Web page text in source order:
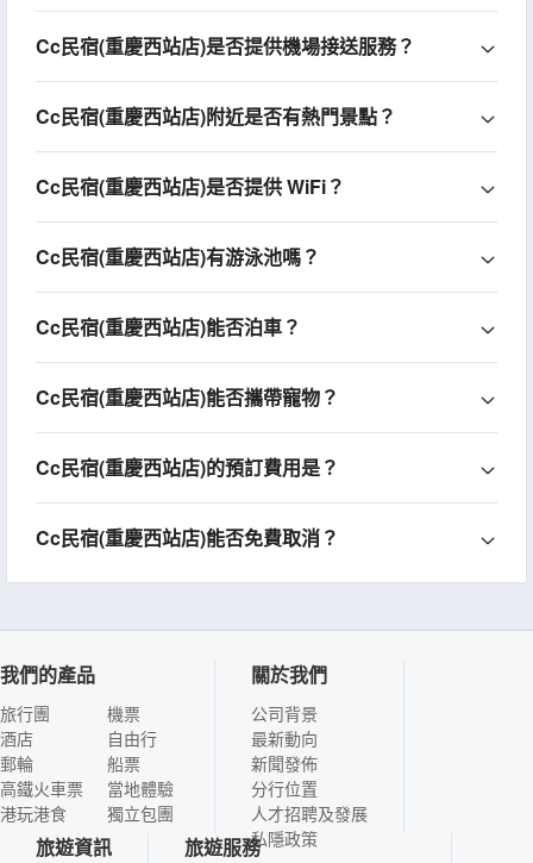
Cc民宿(重慶西站店)是否提供機場接送服務？
Cc民宿(重慶西站店)附近是否有熱門景點？
Cc民宿(重慶西站店)是否提供 WiFi？
Cc民宿(重慶西站店)有游泳池嗎？
Cc民宿(重慶西站店)能否泊車？
Cc民宿(重慶西站店)能否攜帶寵物？
Cc民宿(重慶西站店)的預訂費用是？
Cc民宿(重慶西站店)能否免費取消？
我們的產品
旅行團
酒店
郵輪
高鐵火車票
港玩港食
機票
自由行
船票
當地體驗
獨立包團
關於我們
公司背景
最新動向
新聞發佈
分行位置
人才招聘及發展
私隱政策
旅遊資訊 旅遊服務